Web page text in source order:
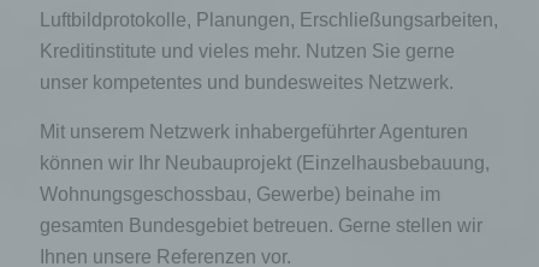
Luftbildprotokolle, Planungen, Erschließungsarbeiten,
Kreditinstitute und vieles mehr. Nutzen Sie gerne
unser kompetentes und bundesweites Netzwerk.
Mit unserem Netzwerk inhabergeführter Agenturen
können wir Ihr Neubauprojekt (Einzelhausbebauung,
Wohnungsgeschossbau, Gewerbe) beinahe im
gesamten Bundesgebiet betreuen. Gerne stellen wir
Ihnen unsere Referenzen vor.